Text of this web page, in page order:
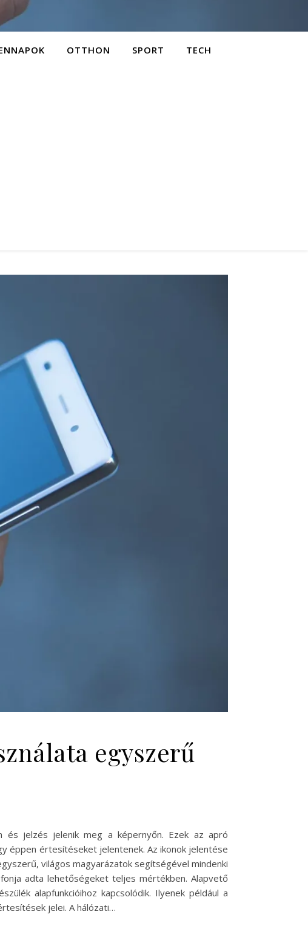
OTTHON SPORT TECH
egyszerű
és jelzés jelenik meg a képernyőn. Ezek az apró
éppen értesítéseket jelentenek. Az ikonok jelentése
világos magyarázatok segítségével mindenki
adta lehetőségeket teljes mértékben. Alapvető
alapfunkcióihoz kapcsolódik. Ilyenek például a
jelei. A hálózati…